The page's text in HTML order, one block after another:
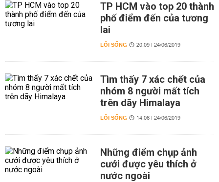
TP HCM vào top 20 thành
phố điểm đến của tương
lai
LỐI SỐNG 20:09 | 24/06/2019
Tìm thấy 7 xác chết của
nhóm 8 người mất tích
trên dãy Himalaya
LỐI SỐNG 14:06 | 24/06/2019
Những điểm chụp ảnh
cưới được yêu thích ở
nước ngoài